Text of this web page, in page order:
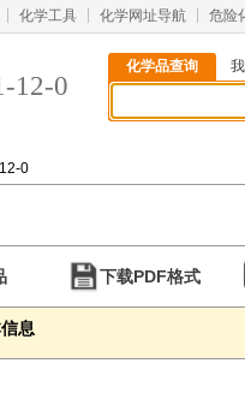
化学工具 化学网址导航 危险
12-0
化学品查询
0
下载PDF格式
息